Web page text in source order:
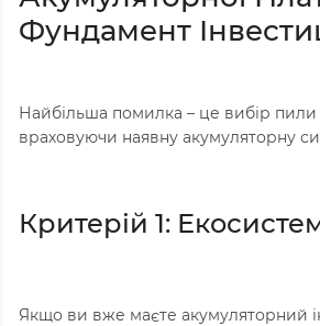
Фундамент
Найбільша помилка – це вибір пили
враховуючи наявну акумуляторну
Критерій 1:
Якщо ви вже маєте акумуляторний